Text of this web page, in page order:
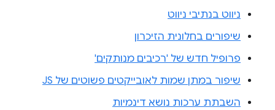
ניווט בנתיבי ניווט
שיפורים בחלונית הזיכרון
פרופיל חדש של 'רכיבים מנותקים'
שיפור במתן שמות לאובייקטים פשוטים של JS
השבתת ערכות נושא דינמיות